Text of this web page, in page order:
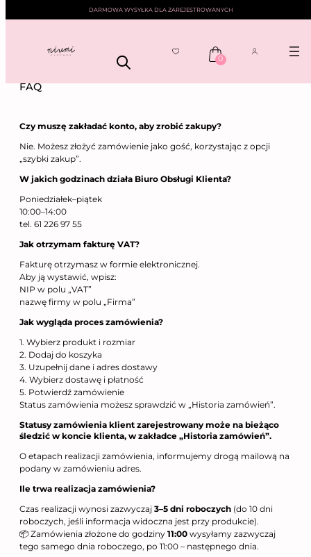
do
DARMOWA WYSYŁKA DLA ZAREJESTROWANYCH
0
FAQ
Czy muszę zakładać konto, aby zrobić zakupy?
Nie. Możesz złożyć zamówienie jako gość, korzystając z opcji
„szybki zakup”.
W jakich godzinach działa Biuro Obsługi Klienta?
Poniedziałek–piątek
10:00–14:00
tel. 61 226 97 55
Jak otrzymam fakturę VAT?
Fakturę otrzymasz w formie elektronicznej.
Aby ją wystawić, wpisz:
NIP w polu „VAT”
nazwę firmy w polu „Firma”
Jak wygląda proces zamówienia?
1. Wybierz produkt i rozmiar
2. Dodaj do koszyka
3. Uzupełnij dane i adres dostawy
4. Wybierz dostawę i płatność
5. Potwierdź zamówienie
Status zamówienia możesz sprawdzić w „Historia zamówień”.
Statusy zamówienia klient zarejestrowany może na bieżąco
śledzić w koncie klienta, w zakładce „Historia zamówień”.
O etapach realizacji zamówienia, informujemy drogą mailową na
podany w zamówieniu adres.
Ile trwa realizacja zamówienia?
Czas realizacji wynosi zazwyczaj 3–5 dni roboczych (do 10 dni
roboczych, jeśli informacja widoczna jest przy produkcie).
📦 Zamówienia złożone do godziny 11:00 wysyłamy zazwyczaj
tego samego dnia roboczego, po 11:00 – następnego dnia.